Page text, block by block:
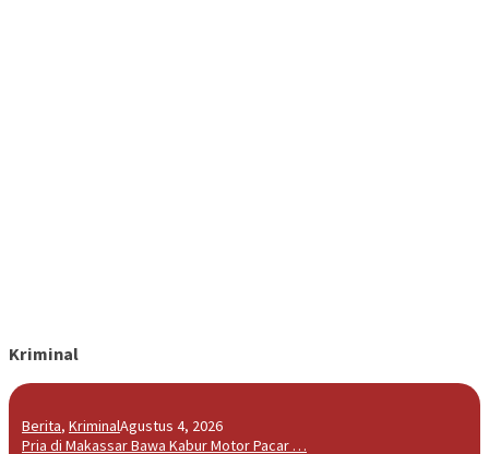
Kriminal
Berita, KriminalAgustus 4, 2026
Pria di Makassar Bawa Kabur Motor Pacar …